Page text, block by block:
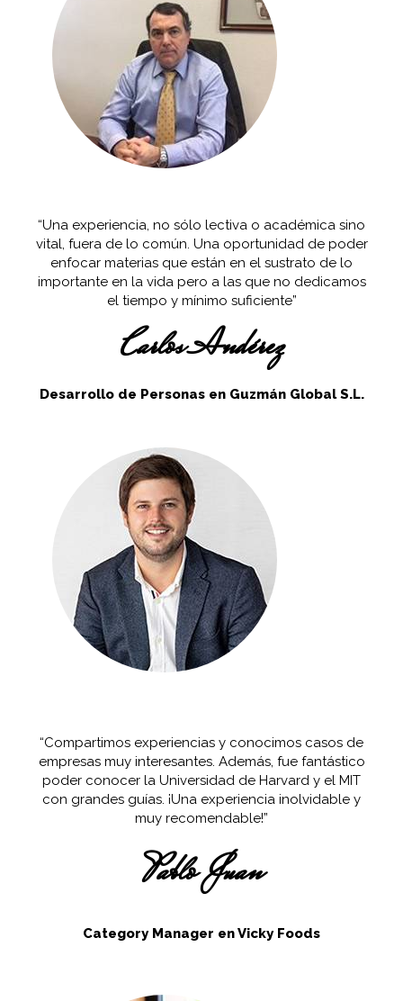
“Una experiencia, no sólo lectiva o académica sino
vital, fuera de lo común. Una oportunidad de poder
enfocar materias que están en el sustrato de lo
importante en la vida pero a las que no dedicamos
el tiempo y mínimo suficiente”
Carlos Andérez
Desarrollo de Personas en Guzmán Global S.L.
“Compartimos experiencias y conocimos casos de
empresas muy interesantes. Además, fue fantástico
poder conocer la Universidad de Harvard y el MIT
con grandes guías. ¡Una experiencia inolvidable y
muy recomendable!”
Pablo Juan
Category Manager en Vicky Foods